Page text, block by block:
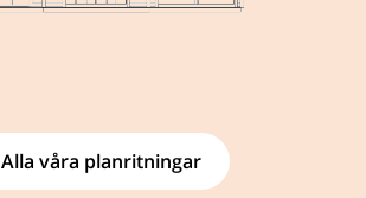
Alla våra planritningar